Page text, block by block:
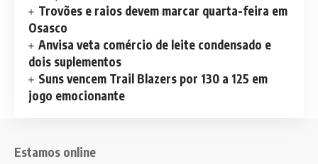
Trovões e raios devem marcar quarta-feira em
Osasco
Anvisa veta comércio de leite condensado e
dois suplementos
Suns vencem Trail Blazers por 130 a 125 em
jogo emocionante
Estamos online